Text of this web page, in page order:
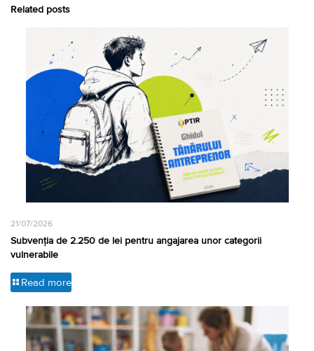
Related posts
21/07/2026
Subvenția de 2.250 de lei pentru angajarea unor categorii
vulnerabile
Read more